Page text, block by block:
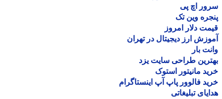
اچ پی
وین تک
دلار امروز
ارز دیجیتال در تهران
بار
طراحی سایت یزد
مانیتور استوک
فالوور پاپ آپ اینستاگرام
تبلیغاتی